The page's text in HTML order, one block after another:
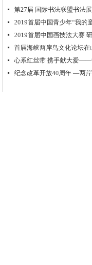
넷
넷
넷
넷
넷
넷